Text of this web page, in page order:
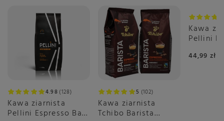
4.98 128
Kawa ziarnista
Pellini Espresso Bar
5 102
Kawa ziarnista
Tchibo Barista
Kawa
Pellini
44,99 zł